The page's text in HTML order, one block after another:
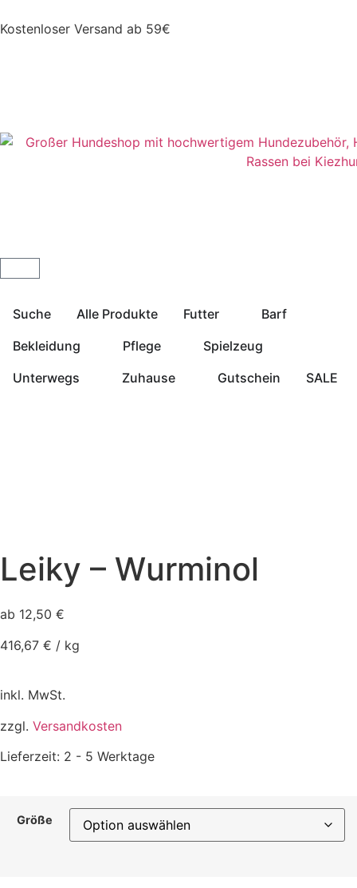
Kostenloser Versand ab 59€
Suche Alle Produkte Futter
Barf
Bekleidung
Pflege
Spielzeug
Unterwegs
Zuhause Gutschein SALE
Leiky – Wurminol
ab 12,50 €
416,67 € / kg
inkl. MwSt.
zzgl. Versandkosten
Lieferzeit: 2 - 5 Werktage
Größe